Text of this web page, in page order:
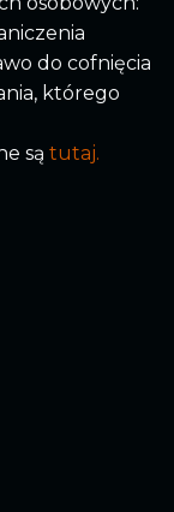
do cofnięcia
którego
są tutaj.